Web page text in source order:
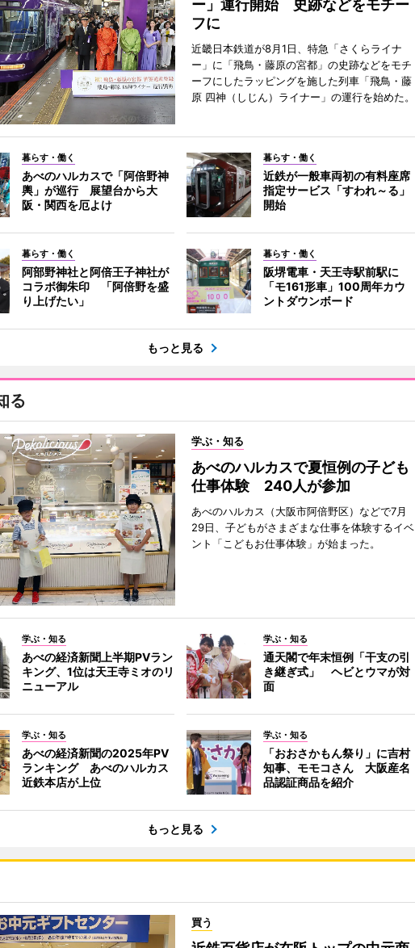
ー」運行開始 史跡などをモチー
フに
近畿日本鉄道が8月1日、特急「さくらライナ
ー」に「飛鳥・藤原の宮都」の史跡などをモチ
ーフにしたラッピングを施した列車「飛鳥・藤
原 四神（しじん）ライナー」の運行を始めた。
暮らす・働く
あべのハルカスで「阿倍野神
輿」が巡行 展望台から大
阪・関西を厄よけ
暮らす・働く
近鉄が一般車両初の有料座席
指定サービス「すわれ～る」
開始
暮らす・働く
阿部野神社と阿倍王子神社が
コラボ御朱印 「阿倍野を盛
り上げたい」
暮らす・働く
阪堺電車・天王寺駅前駅に
「モ161形車」100周年カウ
ントダウンボード
もっと見る
る
学ぶ・知る
あべのハルカスで夏恒例の子ども
仕事体験 240人が参加
あべのハルカス（大阪市阿倍野区）などで7月
29日、子どもがさまざまな仕事を体験するイベ
ント「こどもお仕事体験」が始まった。
学ぶ・知る
あべの経済新聞上半期PVラン
キング、1位は天王寺ミオのリ
ニューアル
学ぶ・知る
通天閣で年末恒例「干支の引
き継ぎ式」 ヘビとウマが対
面
学ぶ・知る
あべの経済新聞の2025年PV
ランキング あべのハルカス
近鉄本店が上位
学ぶ・知る
「おおさかもん祭り」に吉村
知事、モモコさん 大阪産名
品認証商品を紹介
もっと見る
買う